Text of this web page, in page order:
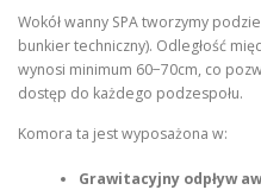
Wokół wanny SPA tworzymy
bunkier techniczny). Odległość
wynosi minimum 60−70cm, co
dostęp do każdego podzespołu.
Komora ta jest wyposażona w:
Grawitacyjny odpływ